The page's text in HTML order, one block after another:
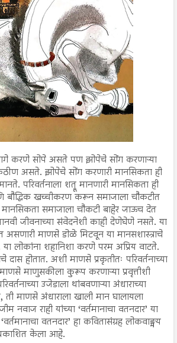
करणे सोपे असते पण झोपेचे सोंग करणाऱ्या
असते. झोपेचे सोंग करणारी मानसिकता ही
परिवर्तनाला शत्रू मानणारी मानसिकता ही
खच्चीकरण करून समाजाला चौकटीत
समाजाला चौकटी बाहेर जाऊच देत
जीवनाच्या संवेदनेशी काही देणेघेणे नसते. या
असणारी माणसे डोळे मिटवून या मानसशास्त्राचे
लोकांना शहानिशा करणे परम अप्रिय वाटते.
होतात. अशी माणसे प्रकृतीतः परिवर्तनाच्या
माणुसकीला कुरूप करणाऱ्या प्रवृत्तीशी
उजेडाला थांबवणाऱ्या अंधाराच्या
ती माणसे अंधाराला खाली मान घालायला
नवाज राही यांच्या ‘वर्तमानाचा वतनदार’ या
वतनदार’ हा कवितासंग्रह लोकवाङ्मय
केला आहे.